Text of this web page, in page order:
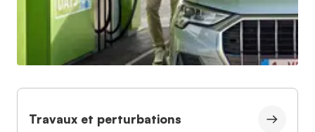
Travaux et perturbations